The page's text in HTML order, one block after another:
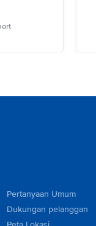
Pertanyaan Umum
Dukungan pelanggan